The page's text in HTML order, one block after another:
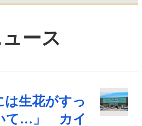
ース
は生花がすっ
て…」 カイ